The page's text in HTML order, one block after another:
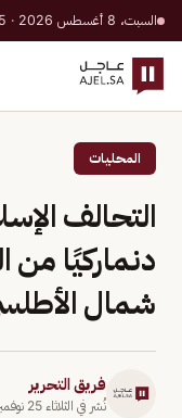
السبت، 8 أغسطس 2026 · 25 صفر 1448 هـ
المحليات
التحالف
دنماركيًا من
شمال
فريق التحرير
نُشر في الثلاثاء 25 نوفمبر 2025